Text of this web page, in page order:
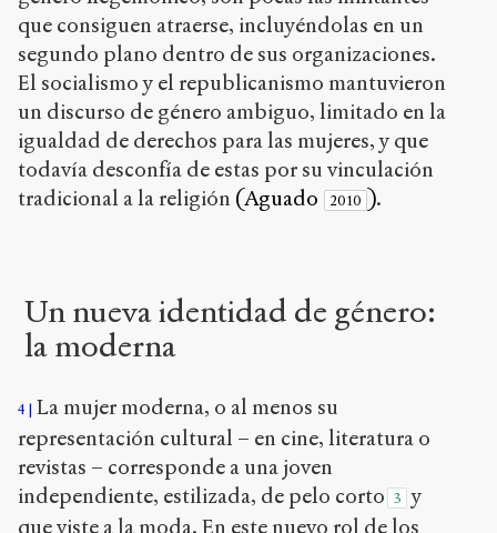
que consiguen atraerse, incluyéndolas en un
segundo plano dentro de sus organizaciones.
El socialismo y el republicanismo mantuvieron
un discurso de género ambiguo, limitado en la
igualdad de derechos para las mujeres, y que
todavía desconfía de estas por su vinculación
tradicional a la religión (Aguado 2010 ).
Un nueva identidad de género:
la moderna
4
La mujer moderna, o al menos su
representación cultural – en cine, literatura o
revistas – corresponde a una joven
independiente, estilizada, de pelo corto 3 y
que viste a la moda. En este nuevo rol de los